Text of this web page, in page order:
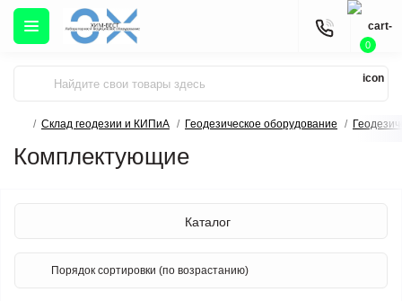
0
Склад геодезии и КИПиА Геодезическое оборудование
Комплектующие
Каталог